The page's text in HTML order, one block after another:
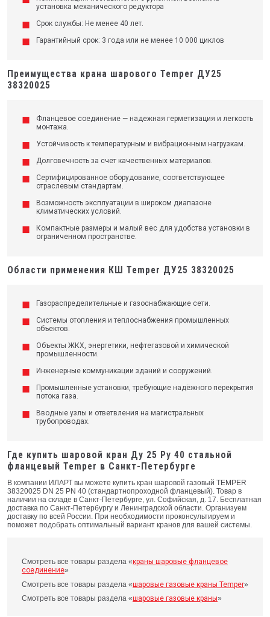
установка механического редуктора
Срок службы: Не менее 40 лет.
Гарантийный срок: 3 года или не менее 10 000 циклов
Преимущества крана шарового Temper ДУ25
38320025
Фланцевое соединение — надежная герметизация и легкость
монтажа.
Устойчивость к температурным и вибрационным нагрузкам.
Долговечность за счет качественных материалов.
Сертифицированное оборудование, соответствующее
отраслевым стандартам.
Возможность эксплуатации в широком диапазоне
климатических условий.
Компактные размеры и малый вес для удобства установки в
ограниченном пространстве.
Области применения КШ Temper ДУ25 38320025
Газораспределительные и газоснабжающие сети.
Системы отопления и теплоснабжения промышленных
объектов.
Объекты ЖКХ, энергетики, нефтегазовой и химической
промышленности.
Инженерные коммуникации зданий и сооружений.
Промышленные установки, требующие надёжного перекрытия
потока газа.
Вводные узлы и ответвления на магистральных
трубопроводах.
Где купить шаровой кран Ду 25 Ру 40 стальной
фланцевый Temper в Санкт-Петербурге
В компании ИЛАРТ вы можете купить кран шаровой газовый TEMPER
38320025 DN 25 PN 40 (стандартнопроходной фланцевый). Товар в
наличии на складе в Санкт-Петербурге, ул. Софийская, д. 17. Бесплатная
доставка по Санкт-Петербургу и Ленинградской области. Организуем
доставку по всей России. При необходимости проконсультируем и
поможет подобрать оптимальный вариант кранов для вашей системы.
Смотреть все товары раздела «краны шаровые фланцевое
соединение»
Смотреть все товары раздела «шаровые газовые краны Temper»
Смотреть все товары раздела «шаровые газовые краны»